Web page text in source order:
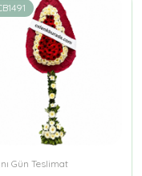
Gün Teslimat